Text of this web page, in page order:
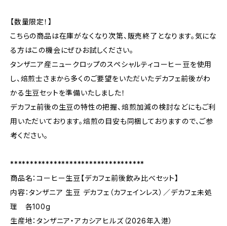
【数量限定！】
こちらの商品は在庫がなくなり次第、販売終了となります。気にな
る方はこの機会にぜひお試しください。
タンザニア産ニュークロップのスペシャルティコーヒー豆を使用
し、焙煎士さまから多くのご要望をいただいたデカフェ前後がわ
かる生豆セットを準備いたしました！
デカフェ前後の生豆の特性の把握、焙煎加減の検討などにもご利
用いただいております。焙煎の目安も同梱しておりますので、ご参
考ください。
**********************************
商品名：コーヒー生豆【デカフェ前後飲み比べセット】
内容：タンザニア 生豆 デカフェ（カフェインレス）／デカフェ未処
理 各100g
生産地：タンザニア・アカシアヒルズ（2026年入港）